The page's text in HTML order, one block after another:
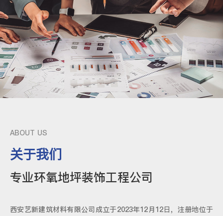
ABOUT US
关于我们
专业环氧地坪装饰工程公司
西安艺新建筑材料有限公司成立于2023年12月12日，注册地位于